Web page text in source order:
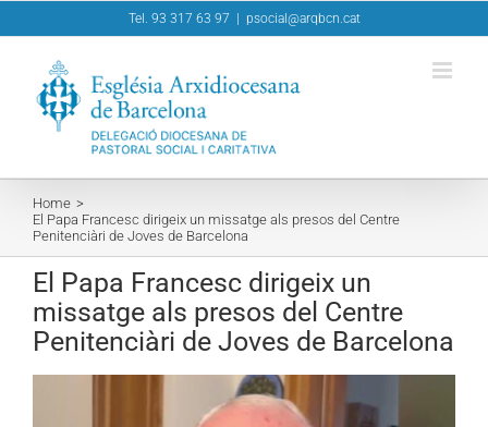
to
Tel. 93 317 63 97 psocial@arqbcn.cat
Home
El Papa Francesc dirigeix un missatge als presos del Centre
Penitenciàri de Joves de Barcelona
El Papa Francesc dirigeix un
missatge als presos del Centre
Penitenciàri de Joves de Barcelona